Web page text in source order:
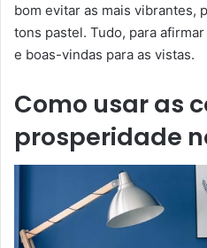
bom evitar as mais vibrantes,
tons pastel. Tudo, para
e boas-vindas para as vistas.
Como usar as
prosperidade